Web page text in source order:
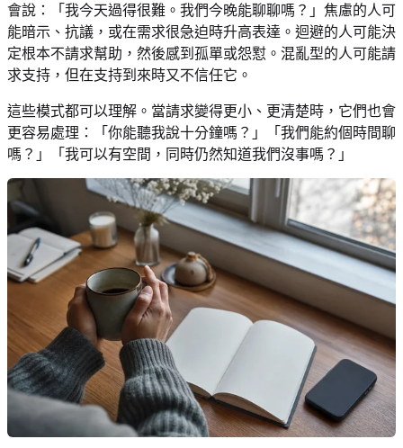
會說：「我今天過得很難。我們今晚能聊聊嗎？」焦慮的人可
能暗示、抗議，或在需求很急迫時升高表達。迴避的人可能決
定根本不請求幫助，然後感到孤單或怨懟。混亂型的人可能請
求支持，但在支持到來時又不信任它。
這些模式都可以理解。當請求變得更小、更清楚時，它們也會
更容易處理：「你能聽我說十分鐘嗎？」「我們能約個時間聊
嗎？」「我可以有空間，同時仍然知道我們沒事嗎？」